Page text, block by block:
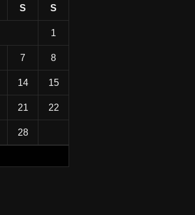
S S
1
7 8
14 15
21 22
28